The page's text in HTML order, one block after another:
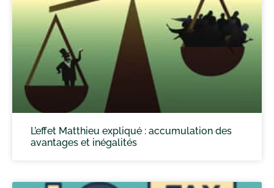
L’effet Matthieu expliqué : accumulation des
avantages et inégalités